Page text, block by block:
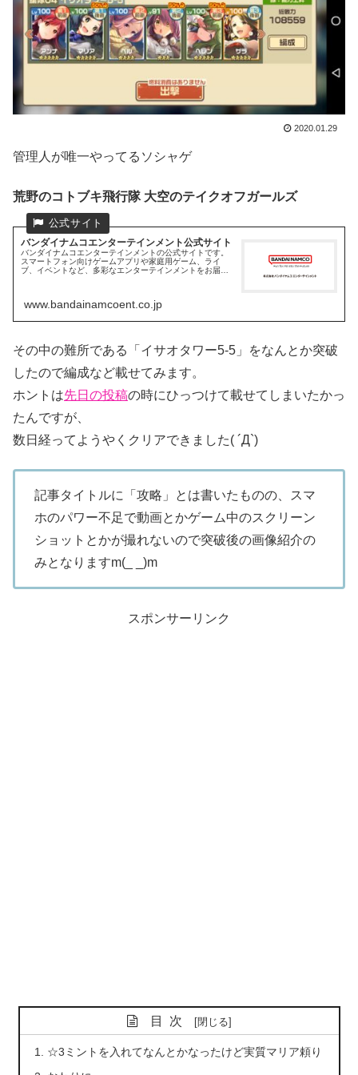
2020.01.29
管理人が唯一やってるソシャゲ
荒野のコトブキ飛行隊 大空のテイクオフガールズ
バンダイナムコエンターテインメント公式サイト
バンダイナムコエンターテインメントの公式サイトです。
スマートフォン向けゲームアプリや家庭用ゲーム、ライ
ブ、イベントなど、多彩なエンターテインメントをお届け
www.bandainamcoent.co.jp
その中の難所である「イサオタワー5-5」をなんとか突破
したので編成など載せてみます。
ホントは先日の投稿の時にひっつけて載せてしまいたかっ
たんですが、
数日経ってようやくクリアできました( ´Д`)
記事タイトルに「攻略」とは書いたものの、スマ
ホのパワー不足で動画とかゲーム中のスクリーン
ショットとかが撮れないので突破後の画像紹介の
みとなりますm(_ _)m
スポンサーリンク
目次
☆3ミントを入れてなんとかなったけど実質マリア頼り